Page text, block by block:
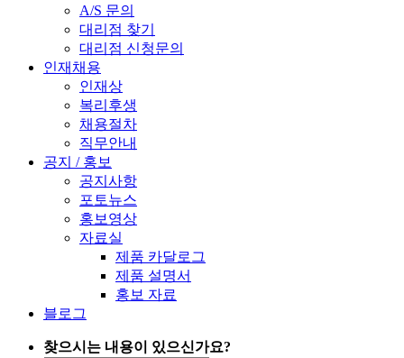
A/S 문의
대리점 찾기
대리점 신청문의
인재채용
인재상
복리후생
채용절차
직무안내
공지 / 홍보
공지사항
포토뉴스
홍보영상
자료실
제품 카달로그
제품 설명서
홍보 자료
블로그
찾으시는 내용이 있으신가요?